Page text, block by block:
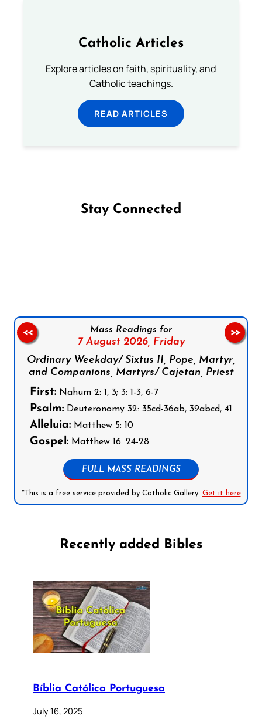
Catholic Articles
Explore articles on faith, spirituality, and
Catholic teachings.
READ ARTICLES
Stay Connected
Mass Readings for
7 August 2026, Friday
Ordinary Weekday/ Sixtus II, Pope, Martyr,
and Companions, Martyrs/ Cajetan, Priest
First: Nahum 2: 1, 3; 3: 1-3, 6-7
Psalm: Deuteronomy 32: 35cd-36ab, 39abcd, 41
Alleluia: Matthew 5: 10
Gospel: Matthew 16: 24-28
FULL MASS READINGS
*This is a free service provided by Catholic Gallery. Get it here
<< >>
Recently added Bibles
Bíblia Católica Portuguesa
July 16, 2025